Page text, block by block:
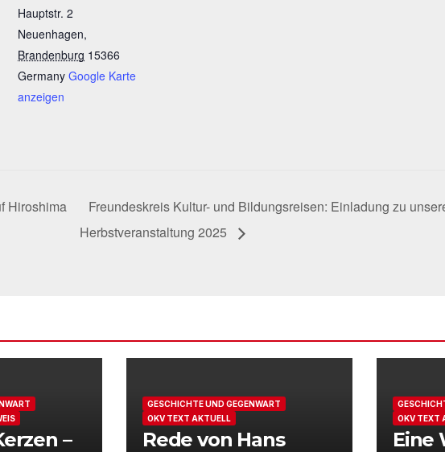
Hauptstr. 2
Neuenhagen,
Brandenburg 15366
Germany Google Karte
anzeigen
Hiroshima
Freundeskreis Kultur- und Bildungsreisen: Einladung zu
Herbstveranstaltung 2025
–
GESCHICHTE UND GEGENWART
OKV TEXT AKTUELL
Rede von Hans
OKV TEXT
Eine